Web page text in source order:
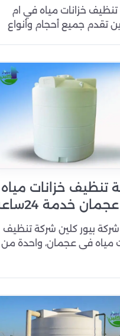
خزانات مياه في ام
تقدم جميع أحجام وأنواع
تنظيف خزانات مياه
خدمة 24ساعة
شركة بيور كلين شركة تنظيف
مياه في عجمان، واحدة من